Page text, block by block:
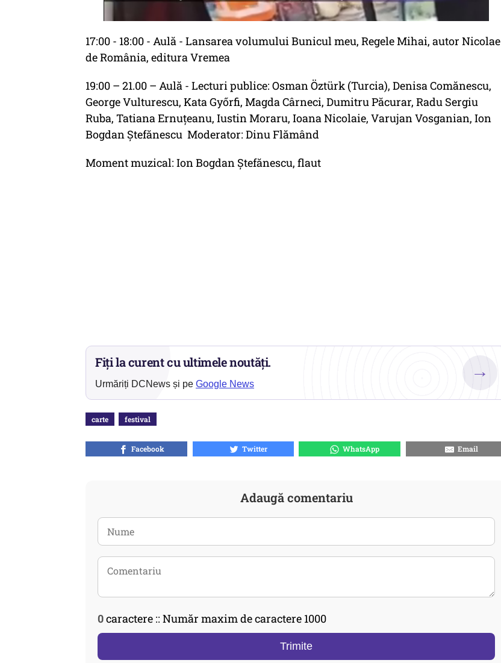
17:00 - 18:00 - Aulă - Lansarea volumului Bunicul meu, Regele Mihai, autor Nicolae
de România, editura Vremea
19:00 – 21.00 – Aulă - Lecturi publice: Osman Öztürk (Turcia), Denisa Comănescu,
George Vulturescu, Kata Győrfi, Magda Cârneci, Dumitru Păcurar, Radu Sergiu
Ruba, Tatiana Ernuțeanu, Iustin Moraru, Ioana Nicolaie, Varujan Vosganian, Ion
Bogdan Ștefănescu Moderator: Dinu Flămând
Moment muzical: Ion Bogdan Ștefănescu, flaut
Fiți la curent cu ultimele noutăți.
Urmăriți DCNews și pe Google News
→
carte festival
Facebook Twitter WhatsApp Email
Adaugă comentariu
0caractere :: Număr maxim de caractere 1000
Trimite